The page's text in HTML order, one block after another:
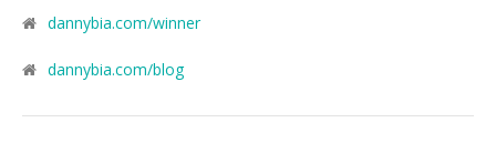
dannybia.com/winner
dannybia.com/blog